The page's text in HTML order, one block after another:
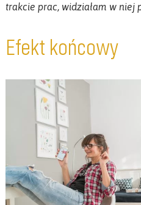
trakcie prac, widziałam w niej
Efekt końcowy